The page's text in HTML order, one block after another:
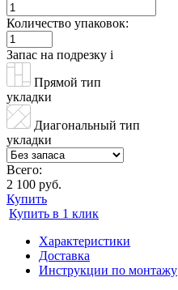
Количество упаковок:
Запас на подрезку i
Прямой тип
укладки
Диагональный тип
укладки
Всего:
2 100 руб.
Купить
Купить в 1 клик
Характеристики
Доставка
Инструкции по монтажу